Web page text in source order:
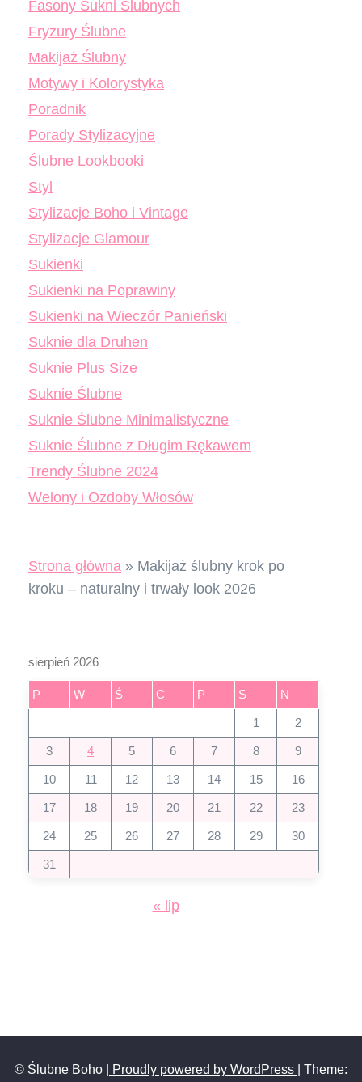
Fasony Sukni Ślubnych
Fryzury Ślubne
Makijaż Ślubny
Motywy i Kolorystyka
Poradnik
Porady Stylizacyjne
Ślubne Lookbooki
Styl
Stylizacje Boho i Vintage
Stylizacje Glamour
Sukienki
Sukienki na Poprawiny
Sukienki na Wieczór Panieński
Suknie dla Druhen
Suknie Plus Size
Suknie Ślubne
Suknie Ślubne Minimalistyczne
Suknie Ślubne z Długim Rękawem
Trendy Ślubne 2024
Welony i Ozdoby Włosów
Strona główna » Makijaż ślubny krok po
kroku – naturalny i trwały look 2026
sierpień 2026
P W Ś C P S N
1 2
3 4 5 6 7 8 9
10 11 12 13 14 15 16
17 18 19 20 21 22 23
24 25 26 27 28 29 30
31
« lip
© Ślubne Boho | Proudly powered by WordPress Theme: